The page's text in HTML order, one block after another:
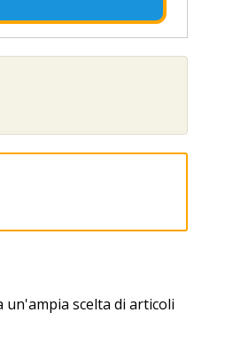
un'ampia scelta di articoli